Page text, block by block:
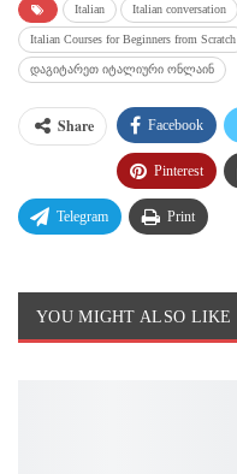
Italian Italian conversation
Italian Courses for Beginners from Scratch
დაგიტარეთ იტალიური ონლაინ
Share Facebook
Pinterest
Telegram Print
YOU MIGHT ALSO LIKE